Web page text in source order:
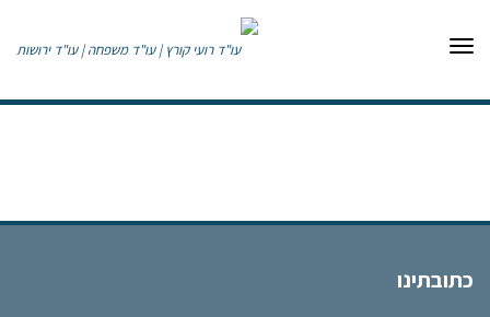
תפריט
כתובתינו